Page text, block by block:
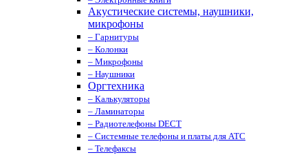
Акустические системы, наушники,
микрофоны
– Гарнитуры
– Колонки
– Микрофоны
– Наушники
Оргтехника
– Калькуляторы
– Ламинаторы
– Радиотелефоны DECT
– Системные телефоны и платы для АТС
– Телефаксы